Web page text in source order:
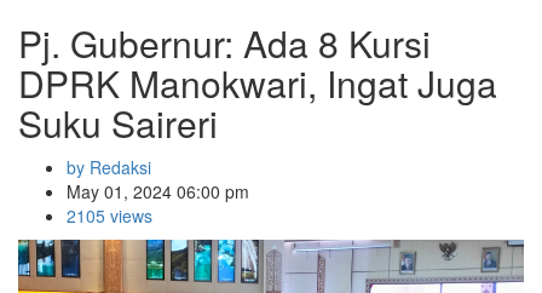
Pj. Gubernur: Ada 8 Kursi
DPRK Manokwari, Ingat Juga
Suku Saireri
by Redaksi
May 01, 2024 06:00 pm
2105 views